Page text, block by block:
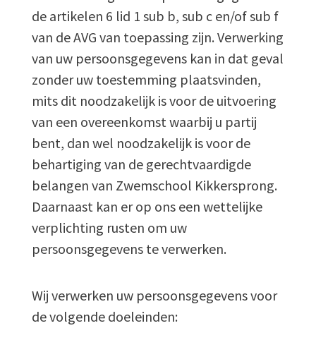
de artikelen 6 lid 1 sub b, sub c en/of sub f
van de AVG van toepassing zijn. Verwerking
van uw persoonsgegevens kan in dat geval
zonder uw toestemming plaatsvinden,
mits dit noodzakelijk is voor de uitvoering
van een overeenkomst waarbij u partij
bent, dan wel noodzakelijk is voor de
behartiging van de gerechtvaardigde
belangen van Zwemschool Kikkersprong.
Daarnaast kan er op ons een wettelijke
verplichting rusten om uw
persoonsgegevens te verwerken.
Wij verwerken uw persoonsgegevens voor
de volgende doeleinden: